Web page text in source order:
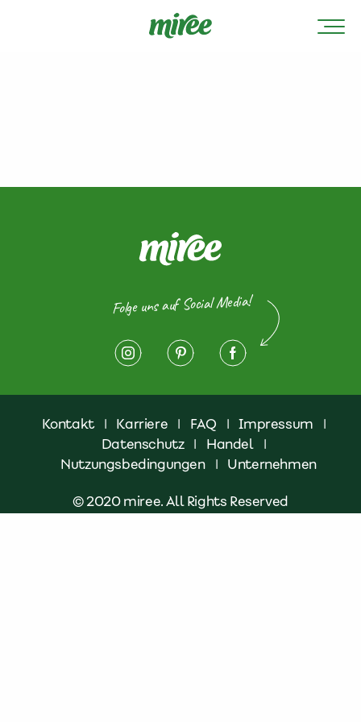
Folge uns auf Social Media!
Kontakt | Karriere | FAQ | Impressum
|
Datenschutz | Handel
|
Nutzungsbedingungen
| Unternehmen
© 2020 miree. All Rights Reserved